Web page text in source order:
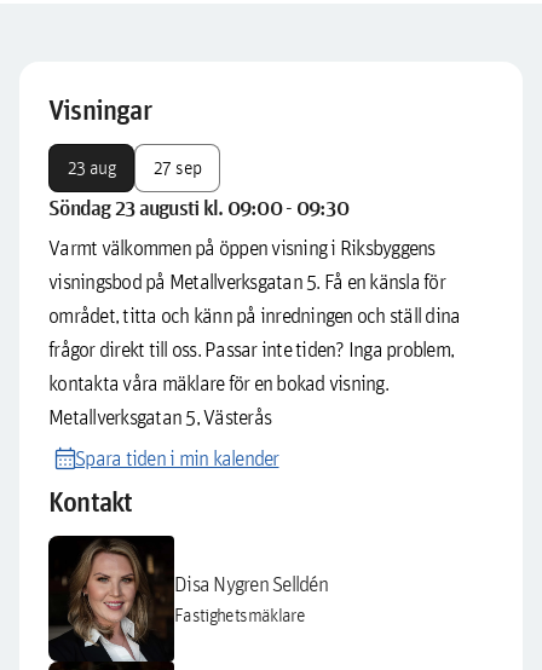
Visningar
23 aug 27 sep
Söndag 23 augusti kl. 09:00 - 09:30
Varmt välkommen på öppen visning i Riksbyggens
visningsbod på Metallverksgatan 5. Få en känsla för
området, titta och känn på inredningen och ställ dina
frågor direkt till oss. Passar inte tiden? Inga problem,
kontakta våra mäklare för en bokad visning.
Metallverksgatan 5, Västerås
calendar_monthSpara tiden i min kalender
Kontakt
Disa Nygren Selldén
Fastighetsmäklare